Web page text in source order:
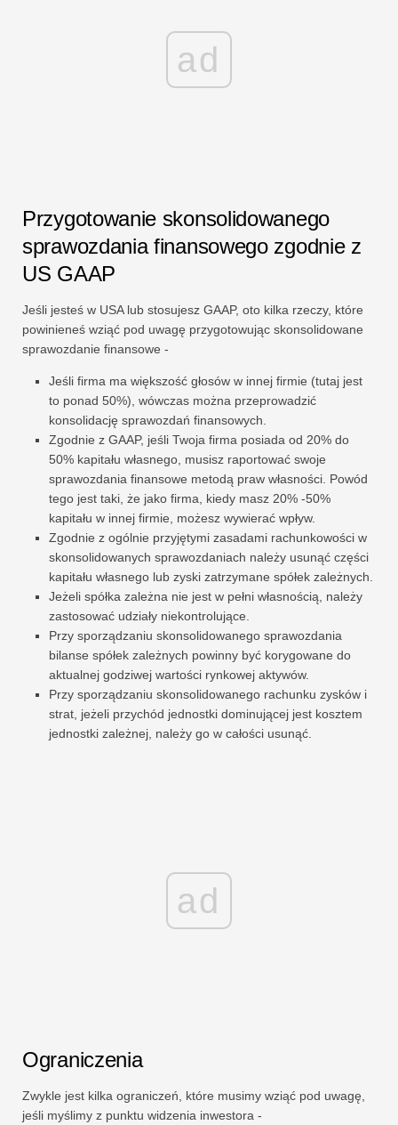
ad
Przygotowanie skonsolidowanego
sprawozdania finansowego zgodnie z
US GAAP
Jeśli jesteś w USA lub stosujesz GAAP, oto kilka rzeczy, które
powinieneś wziąć pod uwagę przygotowując skonsolidowane
sprawozdanie finansowe -
Jeśli firma ma większość głosów w innej firmie (tutaj jest
to ponad 50%), wówczas można przeprowadzić
konsolidację sprawozdań finansowych.
Zgodnie z GAAP, jeśli Twoja firma posiada od 20% do
50% kapitału własnego, musisz raportować swoje
sprawozdania finansowe metodą praw własności. Powód
tego jest taki, że jako firma, kiedy masz 20% -50%
kapitału w innej firmie, możesz wywierać wpływ.
Zgodnie z ogólnie przyjętymi zasadami rachunkowości w
skonsolidowanych sprawozdaniach należy usunąć części
kapitału własnego lub zyski zatrzymane spółek zależnych.
Jeżeli spółka zależna nie jest w pełni własnością, należy
zastosować udziały niekontrolujące.
Przy sporządzaniu skonsolidowanego sprawozdania
bilanse spółek zależnych powinny być korygowane do
aktualnej godziwej wartości rynkowej aktywów.
Przy sporządzaniu skonsolidowanego rachunku zysków i
strat, jeżeli przychód jednostki dominującej jest kosztem
jednostki zależnej, należy go w całości usunąć.
ad
Ograniczenia
Zwykle jest kilka ograniczeń, które musimy wziąć pod uwagę,
jeśli myślimy z punktu widzenia inwestora -